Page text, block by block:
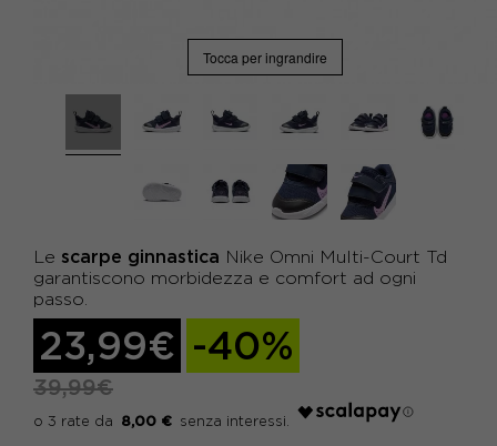
Tocca per ingrandire
Le scarpe ginnastica Nike Omni Multi-Court Td
garantiscono morbidezza e comfort ad ogni
passo.
23,99€ -40%
39,99€
8,00 €